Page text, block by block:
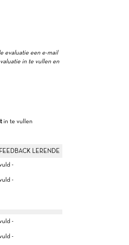
evaluatie een e-mail
in te vullen en
in te vullen
LERENDE
-
-
-
-